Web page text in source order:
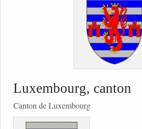
Luxembourg, canton
Canton de Luxembourg